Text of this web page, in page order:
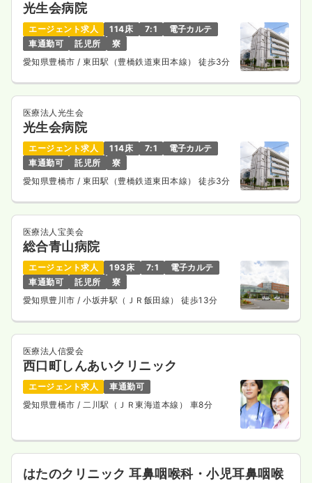
光生会病院
エージェント求人 114床 7:1
電子カルテ
車通勤可
託児所
寮
愛知県豊橋市 / 東田駅（豊橋鉄道東田本線） 徒歩3分
医療法人光生会
光生会病院
エージェント求人 114床 7:1
電子カルテ
車通勤可
託児所
寮
愛知県豊橋市 / 東田駅（豊橋鉄道東田本線） 徒歩3分
医療法人宝美会
総合青山病院
エージェント求人 193床 7:1
電子カルテ
車通勤可
託児所
寮
愛知県豊川市 / 小坂井駅（ＪＲ飯田線） 徒歩13分
医療法人信愛会
西口町しんあいクリニック
エージェント求人
車通勤可
愛知県豊橋市/ 二川駅（ＪＲ東海道本線） 車8分
はたのクリニック 耳鼻咽喉科・小児耳鼻咽喉